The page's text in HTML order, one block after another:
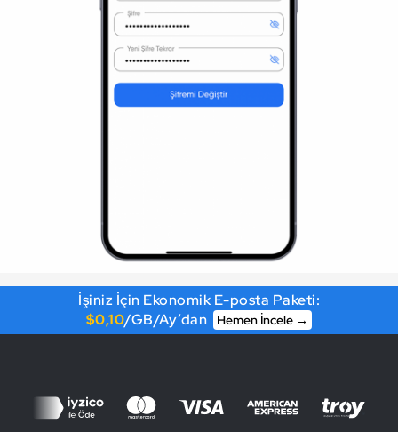
İşiniz İçin Ekonomik E-posta Paketi:
$0,10/GB/Ay’dan Hemen İncele →